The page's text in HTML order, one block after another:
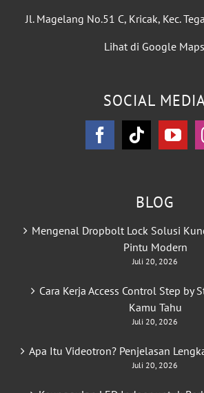
Jl. Magelang No.51 C, Kricak, Kec.
Lihat di Google Maps
SOCIAL
BLOG
Mengenal Dropbolt Lock Solusi
Pintu Modern
Juli 20, 2026
Cara Kerja Access Control Step by
Kamu Tahu
Juli 20, 2026
Apa Itu Videotron? Penjelasan
Juli 20, 2026